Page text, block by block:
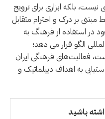
بلکه ابزاری برای ترویج
مبتنی بر درک و احترام متقابل
در استفاده از فرهنگ به
الگو قرار می دهد؛
فعالیت‌های فرهنگی ایران
به اهداف دیپلماتیک و
باشید